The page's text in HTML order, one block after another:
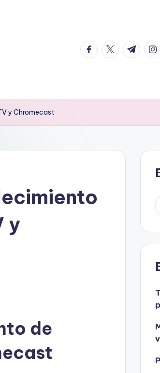
facebook.com
twitter.com
t.me
y Chromecast
y
de